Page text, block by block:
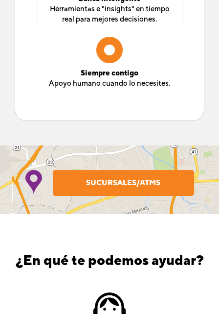
Herramientas e "insights" en tiempo
real para mejores decisiones.
Siempre contigo
Apoyo humano cuando lo necesites.
SUCURSALES/ATMS
¿En qué te podemos ayudar?